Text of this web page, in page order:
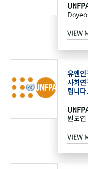
VIEW
유엔
사회연
립니다.
원도연
VIEW